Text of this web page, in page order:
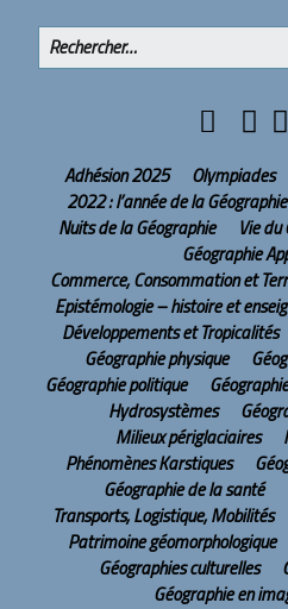
Adhésion 2025 Olympiades
2022 : l’année de la Géographie
Nuits de la Géographie
Vie du
Géographie
Commerce, Consommation et
Epistémologie – histoire et
Développements et Tropicalités
Géographie physique
Géographie politique
Hydrosystèmes
Milieux périglaciaires
Phénomènes Karstiques
Géographie de la santé
Transports, Logistique, Mobilités
Patrimoine géomorphologique
Géographies culturelles
Géographie en